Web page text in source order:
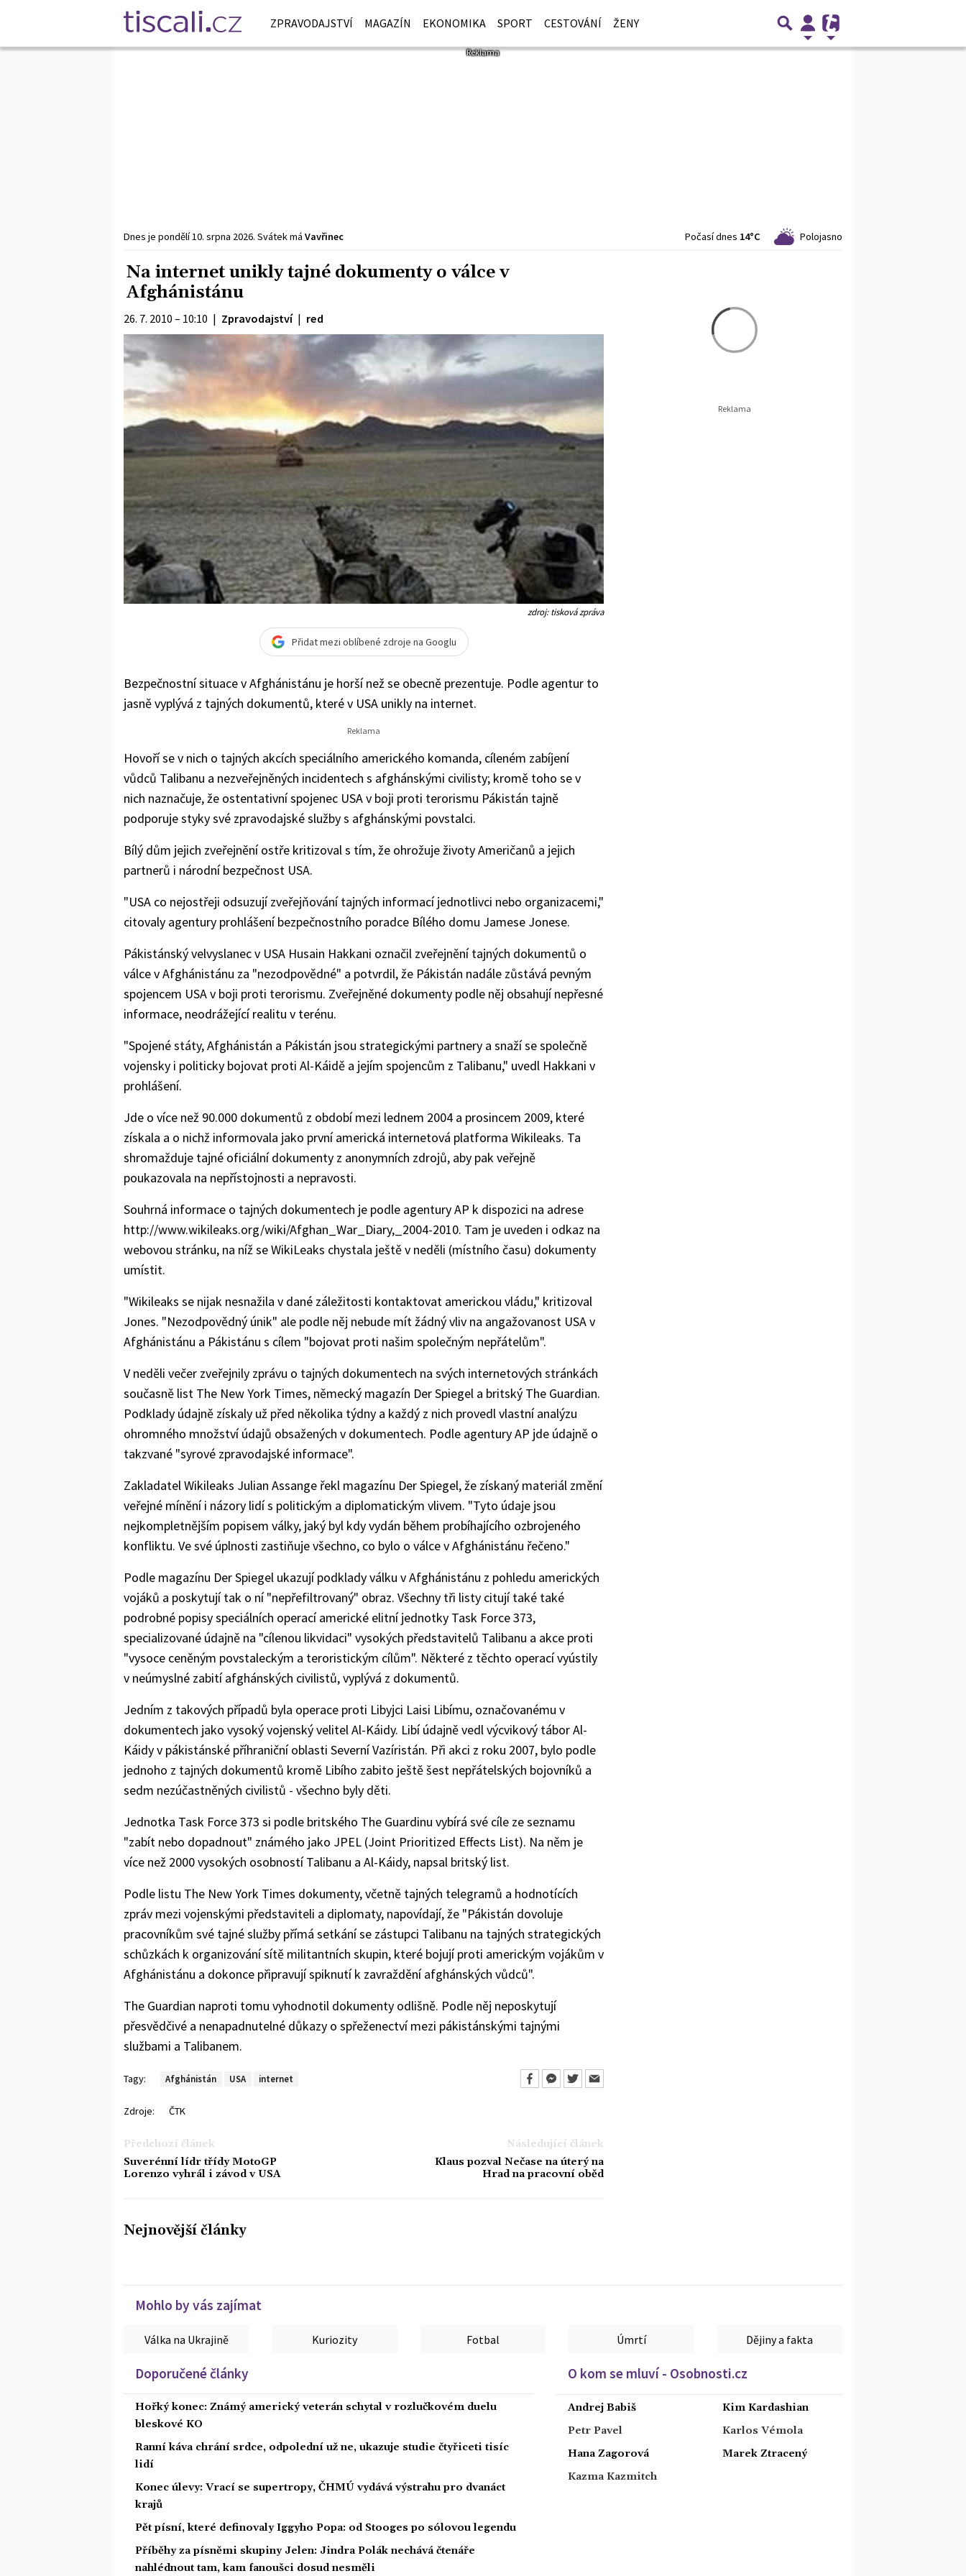
ZPRAVODAJSTVÍ MAGAZÍN EKONOMIKA SPORT CESTOVÁNÍ ŽENY
Dnes je pondělí10. srpna 2026. Svátek má Vavřinec Počasí dnes 14°C Polojasno
Na internet unikly tajné dokumenty o válce v
Afghánistánu
26. 7. 2010 – 10:10 | Zpravodajství | red
zdroj: tisková zpráva
Přidat mezi oblíbené zdroje na Googlu
Bezpečnostní situace v Afghánistánu je horší než se obecně prezentuje. Podle agentur to
jasně vyplývá z tajných dokumentů, které v USA unikly na internet.
Hovoří se v nich o tajných akcích speciálního amerického komanda, cíleném zabíjení
vůdců Talibanu a nezveřejněných incidentech s afghánskými civilisty; kromě toho se v
nich naznačuje, že ostentativní spojenec USA v boji proti terorismu Pákistán tajně
podporuje styky své zpravodajské služby s afghánskými povstalci.
Bílý dům jejich zveřejnění ostře kritizoval s tím, že ohrožuje životy Američanů a jejich
partnerů i národní bezpečnost USA.
"USA co nejostřeji odsuzují zveřejňování tajných informací jednotlivci nebo organizacemi,"
citovaly agentury prohlášení bezpečnostního poradce Bílého domu Jamese Jonese.
Pákistánský velvyslanec v USA Husain Hakkani označil zveřejnění tajných dokumentů o
válce v Afghánistánu za "nezodpovědné" a potvrdil, že Pákistán nadále zůstává pevným
spojencem USA v boji proti terorismu. Zveřejněné dokumenty podle něj obsahují nepřesné
informace, neodrážející realitu v terénu.
"Spojené státy, Afghánistán a Pákistán jsou strategickými partnery a snaží se společně
vojensky i politicky bojovat proti Al-Káidě a jejím spojencům z Talibanu," uvedl Hakkani v
prohlášení.
Jde o více než 90.000 dokumentů z období mezi lednem 2004 a prosincem 2009, které
získala a o nichž informovala jako první americká internetová platforma Wikileaks. Ta
shromažduje tajné oficiální dokumenty z anonymních zdrojů, aby pak veřejně
poukazovala na nepřístojnosti a nepravosti.
Souhrná informace o tajných dokumentech je podle agentury AP k dispozici na adrese
http://www.wikileaks.org/wiki/Afghan_War_Diary,_2004-2010. Tam je uveden i odkaz na
webovou stránku, na níž se WikiLeaks chystala ještě v neděli (místního času) dokumenty
umístit.
"Wikileaks se nijak nesnažila v dané záležitosti kontaktovat americkou vládu," kritizoval
Jones. "Nezodpovědný únik" ale podle něj nebude mít žádný vliv na angažovanost USA v
Afghánistánu a Pákistánu s cílem "bojovat proti našim společným nepřátelům".
V neděli večer zveřejnily zprávu o tajných dokumentech na svých internetových stránkách
současně list The New York Times, německý magazín Der Spiegel a britský The Guardian.
Podklady údajně získaly už před několika týdny a každý z nich provedl vlastní analýzu
ohromného množství údajů obsažených v dokumentech. Podle agentury AP jde údajně o
takzvané "syrové zpravodajské informace".
Zakladatel Wikileaks Julian Assange řekl magazínu Der Spiegel, že získaný materiál změní
veřejné mínění i názory lidí s politickým a diplomatickým vlivem. "Tyto údaje jsou
nejkompletnějším popisem války, jaký byl kdy vydán během probíhajícího ozbrojeného
konfliktu. Ve své úplnosti zastiňuje všechno, co bylo o válce v Afghánistánu řečeno."
Podle magazínu Der Spiegel ukazují podklady válku v Afghánistánu z pohledu amerických
vojáků a poskytují tak o ní "nepřefiltrovaný" obraz. Všechny tři listy citují také také
podrobné popisy speciálních operací americké elitní jednotky Task Force 373,
specializované údajně na "cílenou likvidaci" vysokých představitelů Talibanu a akce proti
"vysoce ceněným povstaleckým a teroristickým cílům". Některé z těchto operací vyústily
v neúmyslné zabití afghánských civilistů, vyplývá z dokumentů.
Jedním z takových případů byla operace proti Libyjci Laisi Libímu, označovanému v
dokumentech jako vysoký vojenský velitel Al-Káidy. Libí údajně vedl výcvikový tábor Al-
Káidy v pákistánské příhraniční oblasti Severní Vazíristán. Při akci z roku 2007, bylo podle
jednoho z tajných dokumentů kromě Libího zabito ještě šest nepřátelských bojovníků a
sedm nezúčastněných civilistů - všechno byly děti.
Jednotka Task Force 373 si podle britského The Guardinu vybírá své cíle ze seznamu
"zabít nebo dopadnout" známého jako JPEL (Joint Prioritized Effects List). Na něm je
více než 2000 vysokých osobností Talibanu a Al-Káidy, napsal britský list.
Podle listu The New York Times dokumenty, včetně tajných telegramů a hodnotících
zpráv mezi vojenskými představiteli a diplomaty, napovídají, že "Pákistán dovoluje
pracovníkům své tajné služby přímá setkání se zástupci Talibanu na tajných strategických
schůzkách k organizování sítě militantních skupin, které bojují proti americkým vojákům v
Afghánistánu a dokonce připravují spiknutí k zavraždění afghánských vůdců".
The Guardian naproti tomu vyhodnotil dokumenty odlišně. Podle něj neposkytují
přesvědčivé a nenapadnutelné důkazy o spřeženectví mezi pákistánskými tajnými
službami a Talibanem.
Tagy: Afghánistán USA internet
Zdroje: ČTK
Předchozí článek
Suverénní lídr třídy MotoGP
Lorenzo vyhrál i závod v USA
Následující článek
Klaus pozval Nečase na úterý na
Hrad na pracovní oběd
Nejnovější články
Mohlo by vás zajímat
Válka na Ukrajině Kuriozity Fotbal Úmrtí Dějiny a fakta
Doporučené články
Hořký konec: Známý americký veterán schytal v rozlučkovém duelu
bleskové KO
Ranní káva chrání srdce, odpolední už ne, ukazuje studie čtyřiceti tisíc
lidí
Konec úlevy: Vrací se supertropy, ČHMÚ vydává výstrahu pro dvanáct
krajů
Pět písní, které definovaly Iggyho Popa: od Stooges po sólovou legendu
Příběhy za písněmi skupiny Jelen: Jindra Polák nechává čtenáře
nahlédnout tam, kam fanoušci dosud nesměli
O kom se mluví - Osobnosti.cz
Andrej Babiš
Petr Pavel
Hana Zagorová
Kazma Kazmitch
Kim Kardashian
Karlos Vémola
Marek Ztracený